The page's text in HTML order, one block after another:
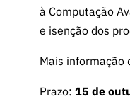
à Computação
e isenção dos
Mais informação
Prazo: 15 de